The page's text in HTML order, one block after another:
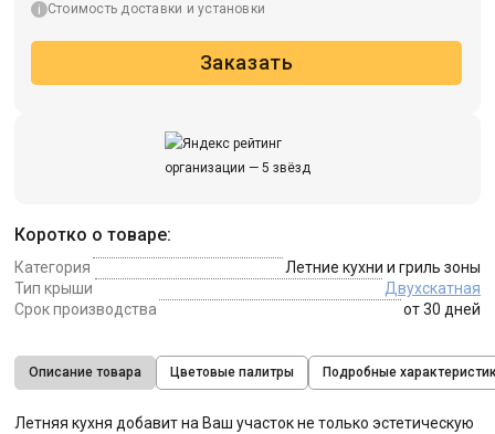
Коротко о товаре:
Категория
Летние кухни и гриль зоны
Тип крыши
Двухскатная
Срок производства
от 30 дней
Стоимость доставки и установки
Заказать
Описание товара Цветовые палитры Подробные
Летняя кухня добавит на Ваш участок не только эстетическую